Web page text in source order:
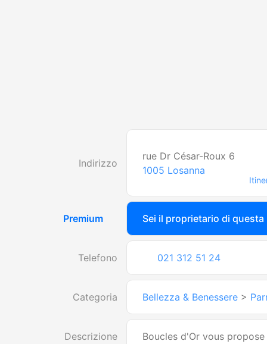
Indirizzo
rue Dr César-Roux 6
1005 Losanna
Premium Sei il proprietario di
Telefono 021 312 51 24
Categoria Bellezza & Benessere >
Descrizione
Boucles d'Or vous